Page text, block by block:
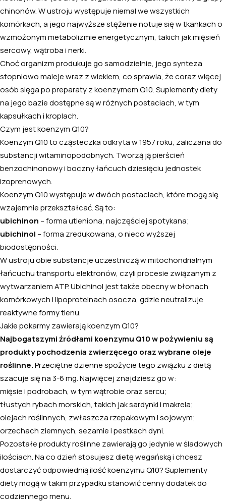
chinonów. W ustroju występuje niemal we wszystkich
komórkach, a jego najwyższe stężenie notuje się w tkankach o
wzmożonym metabolizmie energetycznym, takich jak mięsień
sercowy, wątroba i nerki.
Choć organizm produkuje go samodzielnie, jego synteza
stopniowo maleje wraz z wiekiem, co sprawia, że coraz więcej
osób sięga po preparaty z koenzymem Q10. Suplementy diety
na jego bazie dostępne są w różnych postaciach, w tym
kapsułkach i kroplach.
Czym jest koenzym Q10?
Koenzym Q10 to cząsteczka odkryta w 1957 roku, zaliczana do
substancji witaminopodobnych. Tworzą ją pierścień
benzochinonowy i boczny łańcuch dziesięciu jednostek
izoprenowych.
Koenzym Q10 występuje w dwóch postaciach, które mogą się
wzajemnie przekształcać. Są to:
ubichinon – forma utleniona, najczęściej spotykana;
ubichinol – forma zredukowana, o nieco wyższej
biodostępności.
W ustroju obie substancje uczestniczą w mitochondrialnym
łańcuchu transportu elektronów, czyli procesie związanym z
wytwarzaniem ATP. Ubichinol jest także obecny w błonach
komórkowych i lipoproteinach osocza, gdzie neutralizuje
reaktywne formy tlenu.
Jakie pokarmy zawierają koenzym Q10?
Najbogatszymi źródłami koenzymu Q10 w pożywieniu są
produkty pochodzenia zwierzęcego oraz wybrane oleje
roślinne. Przeciętne dzienne spożycie tego związku z dietą
szacuje się na 3-6 mg. Najwięcej znajdziesz go w:
mięsie i podrobach, w tym wątrobie oraz sercu;
tłustych rybach morskich, takich jak sardynki i makrela;
olejach roślinnych, zwłaszcza rzepakowym i sojowym;
orzechach ziemnych, sezamie i pestkach dyni.
Pozostałe produkty roślinne zawierają go jedynie w śladowych
ilościach. Na co dzień stosujesz dietę wegańską i chcesz
dostarczyć odpowiednią ilość koenzymu Q10? Suplementy
diety mogą w takim przypadku stanowić cenny dodatek do
codziennego menu.